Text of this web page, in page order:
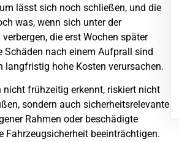
lässt sich noch schließen, und die
was, wenn sich unter der
die erst Wochen später
Schäden nach einem Aufprall sind
langfristig hohe Kosten verursachen.
nicht frühzeitig erkennt, riskiert nicht
sondern auch sicherheitsrelevante
Rahmen oder beschädigte
Fahrzeugsicherheit beeinträchtigen.